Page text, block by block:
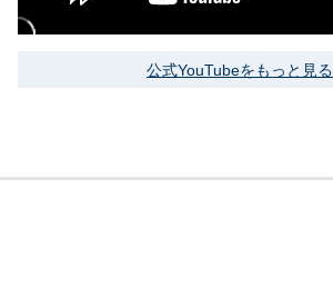
公式YouTubeをもっと見る